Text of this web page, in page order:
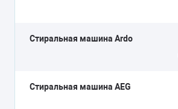
Стиральная машина Ardo
Стиральная машина AEG